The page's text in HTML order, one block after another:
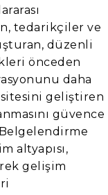
tedarikçiler ve
düzenli
önceden
daha
geliştiren
güvence
altyapısı,
gelişim